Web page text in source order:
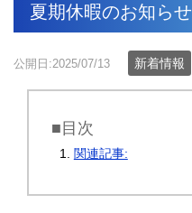
夏期休暇のお知らせ
公開日:2025/07/13 新着情報
■目次
関連記事: